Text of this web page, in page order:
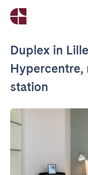
Duplex in
Hypercentre,
station